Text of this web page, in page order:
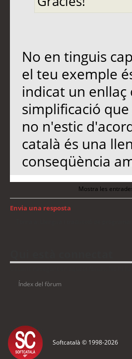
No en tinguis
el teu exemple
indicat un enllaç
simplificació que
no n'estic
català és una
conseqüència
Mostra les
Envia una resposta
Índex del fòrum
Softcatalà © 1998-2026